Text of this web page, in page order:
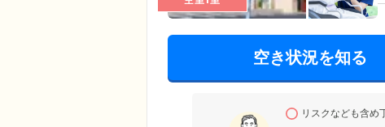
空き状況を知る
リスクなども含め